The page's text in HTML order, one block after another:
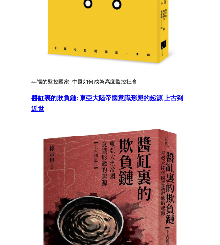
幸福的監控國家: 中國如何成為高度監控社會
醬缸裏的欺負鏈: 東亞大陸帝國意識形態的起源 上古到
近世